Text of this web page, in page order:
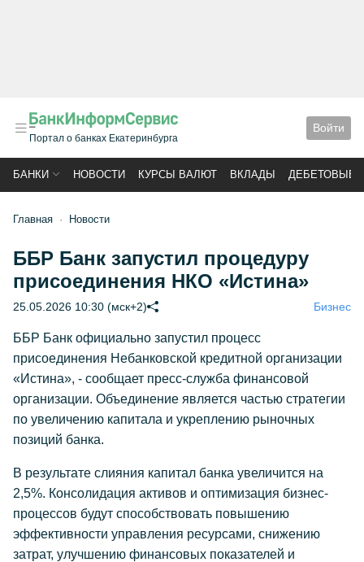
Портал о банках Екатеринбурга
Войти
БАНКИ НОВОСТИ КУРСЫ ВАЛЮТ ВКЛАДЫ ДЕБЕТОВЫЕ
Главная Новости
ББР Банк запустил процедуру
присоединения НКО «Истина»
25.05.2026 10:30 (мск+2) Бизнес
ББР Банк официально запустил процесс
присоединения Небанковской кредитной организации
«Истина», - сообщает пресс-служба финансовой
организации. Объединение является частью стратегии
по увеличению капитала и укреплению рыночных
позиций банка.
В результате слияния капитал банка увеличится на
2,5%. Консолидация активов и оптимизация бизнес-
процессов будут способствовать повышению
эффективности управления ресурсами, снижению
затрат, улучшению финансовых показателей и